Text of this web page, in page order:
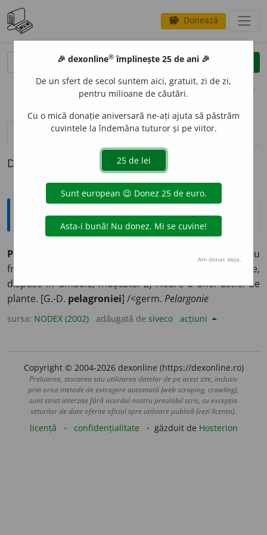
savings Donează
clear
opțiuni
definiții (1)
Definiția cu ID-ul 347120:
Explicative DEX
PELARG
1) Plantă erbacee decorativă cu
frunze rotunde, păroase și cu flori roșii, roz sau albe,
dispuse în umbele; mușcată. 2) Floare a unei astfel de
plante. [G.-D. pelagroniei] /<germ. Pelargonie
sursa: NODEX (2002) adăugată de siveco acțiuni
Copyright © 2004-2026 dexonline (https://dexonline.ro)
Preluarea, stocarea sau utilizarea datelor de pe acest site, inclusiv
prin orice metode de extragere automată (web scraping, crawling),
sunt strict interzise fără acordul nostru prealabil scris, cu excepția
seturilor de date oferite oficial spre utilizare publică (vezi licența).
licență confidențialitate găzduit de Hosterion
🎉 dexonline® împlinește 25 de ani 🎉
De un sfert de secol suntem aici, gratuit, zi de zi,
pentru milioane de căutări.
Cu o mică donație aniversară ne-ați ajuta să păstrăm
cuvintele la îndemâna tuturor și pe viitor.
Am donat deja.